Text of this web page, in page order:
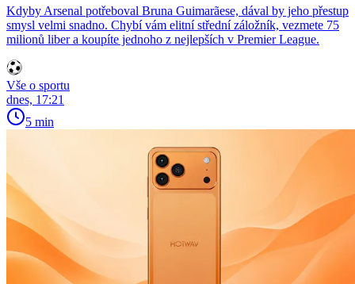
Kdyby Arsenal potřeboval Bruna Guimarãese, dával by jeho přestup
smysl velmi snadno. Chybí vám elitní střední záložník, vezmete 75
milionů liber a koupíte jednoho z nejlepších v Premier League.
Vše o sportu
dnes, 17:21
5 min